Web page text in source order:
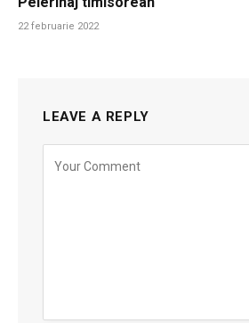
22 februarie 2022
LEAVE A REPLY